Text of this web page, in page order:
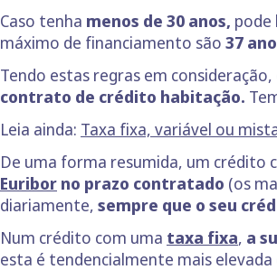
Caso tenha menos de 30 anos, pode
máximo de financiamento são 37
Tendo estas regras em
contrato de crédito habitação.
Leia ainda: Taxa fixa, variável ou
De uma forma resumida, um crédito
Euribor no prazo contratado (os
diariamente, sempre que o seu
Num crédito com uma taxa fixa, a
esta é tendencialmente mais